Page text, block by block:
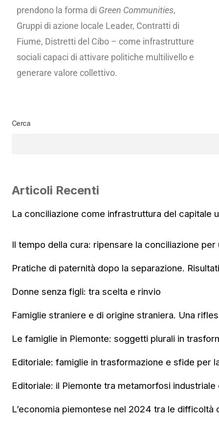
prendono la forma di Green Communities,
Gruppi di azione locale Leader, Contratti di
Fiume, Distretti del Cibo – come infrastrutture
sociali capaci di attivare politiche multilivello e
generare valore collettivo.
Cerca
Articoli Recenti
La conciliazione come infrastruttura del capitale
Il tempo della cura: ripensare la conciliazione per
Pratiche di paternità dopo la separazione.
Donne senza figli: tra scelta e rinvio
Famiglie straniere e di origine straniera. Una
Le famiglie in Piemonte: soggetti plurali in
Editoriale: famiglie in trasformazione e sfide per
Editoriale: il Piemonte tra metamorfosi
L’economia piemontese nel 2024 tra le